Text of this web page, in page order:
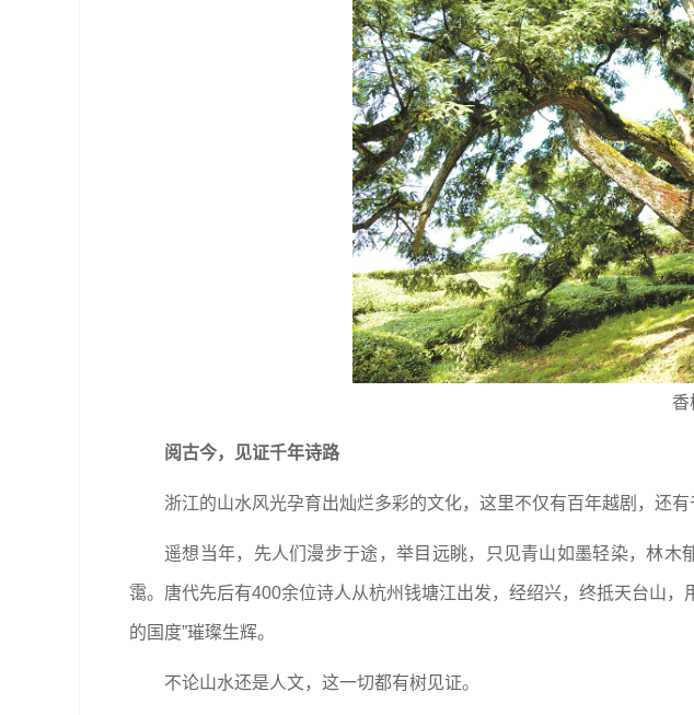
香
阅古今，见证千年诗路
浙江的山水风光孕育出灿烂多彩的文化，这里不仅有百年越剧，还有
遥想当年，先人们漫步于途，举目远眺，只见青山如墨轻染，林
霭。唐代先后有400余位诗人从杭州钱塘江出发，经绍兴，终抵天台山
的国度”璀璨生辉。
不论山水还是人文，这一切都有树见证。